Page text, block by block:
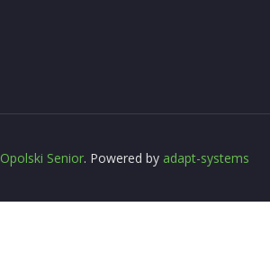
Opolski Senior. Powered by adapt-systems